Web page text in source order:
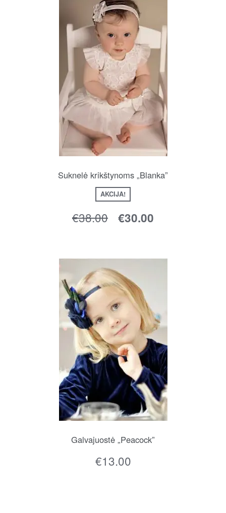
Suknelė krikštynoms „Blanka”
AKCIJA!
€38.00 €30.00
Galvajuostė „Peacock”
€13.00